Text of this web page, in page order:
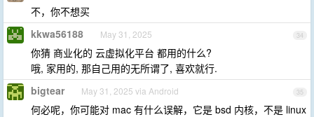
不，你不想买
34
kkwa56188 May 31, 2025
你猜 商业化的 云虚拟化平台 都用的什么?
哦, 家用的, 那自己用的无所谓了, 喜欢就行.
35
bigtear May 31, 2025 via Android
何必呢，你可能对 mac 有什么误解，它是 bsd 内核，不是 linux